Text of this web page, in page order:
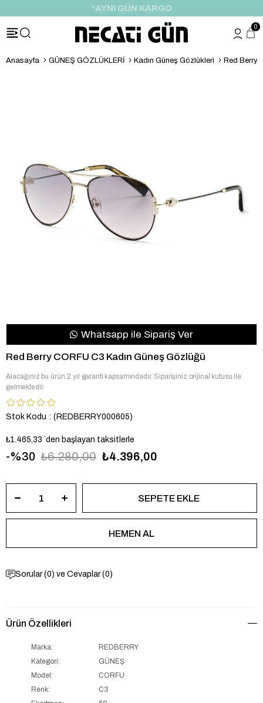
*HEDİYE PAKETİ & NOTU
0
Anasayfa GÜNEŞ GÖZLÜKLERİ Kadın Güneş Gözlükleri Red Berry
Whatsapp ile Sipariş Ver
Red Berry CORFU C3 Kadın Güneş Gözlüğü
Alacağınız bu ürün 2 yıl garanti kapsamındadır. Siparişiniz orijinal kutusu ile
gelmektedir.
Stok Kodu (REDBERRY000605)
₺1.465,33 `den başlayan taksitlerle
30 ₺6.280,00 ₺4.396,00
Sorular (0) ve Cevaplar (0)
Ürün Özellikleri
Marka:
REDBERRY
Kategori:
GÜNEŞ
Model:
CORFU
Renk:
C3